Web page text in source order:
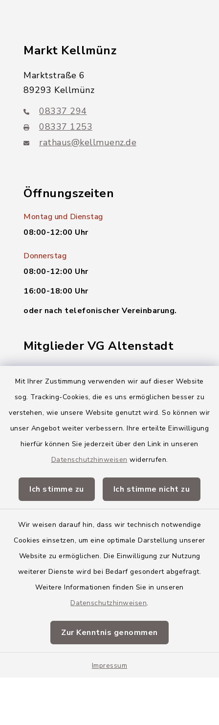
Mit Ihrer Zustimmung verwenden wir auf dieser Website
sog. Tracking-Cookies, die es uns ermöglichen besser zu
verstehen, wie unsere Website genutzt wird. So können wir
unser Angebot weiter verbessern. Ihre erteilte Einwilligung
hierfür können Sie jederzeit über den Link in unseren
Datenschutzhinweisen widerrufen.
Ich stimme zu Ich stimme nicht zu
Wir weisen darauf hin, dass wir technisch notwendige
Cookies einsetzen, um eine optimale Darstellung unserer
Website zu ermöglichen. Die Einwilligung zur Nutzung
weiterer Dienste wird bei Bedarf gesondert abgefragt.
Weitere Informationen finden Sie in unseren
Datenschutzhinweisen.
Zur Kenntnis genommen
Impressum
Markt Kellmünz
Marktstraße 6
89293 Kellmünz
08337 294
08337 1253
rathaus@kellmuenz.de
Öffnungszeiten
Montag und Dienstag
08:00-12:00 Uhr
Donnerstag
08:00-12:00 Uhr
16:00-18:00 Uhr
oder nach telefonischer Vereinbarung.
Mitglieder VG Altenstadt
Markt Altenstadt
Gemeinde Osterberg
VG Altenstadt
Landkreis Neu-Ulm
Barrierefreiheit
Impressum
Sitemap